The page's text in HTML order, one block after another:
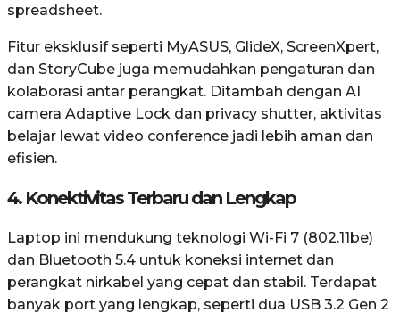
spreadsheet.
Fitur eksklusif seperti MyASUS, GlideX, ScreenXpert,
dan StoryCube juga memudahkan pengaturan dan
kolaborasi antar perangkat. Ditambah dengan AI
camera Adaptive Lock dan privacy shutter, aktivitas
belajar lewat video conference jadi lebih aman dan
efisien.
4. Konektivitas Terbaru dan Lengkap
Laptop ini mendukung teknologi Wi-Fi 7 (802.11be)
dan Bluetooth 5.4 untuk koneksi internet dan
perangkat nirkabel yang cepat dan stabil. Terdapat
banyak port yang lengkap, seperti dua USB 3.2 Gen 2